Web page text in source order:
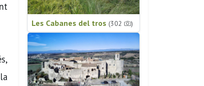
Les Cabanes del tros (302 )